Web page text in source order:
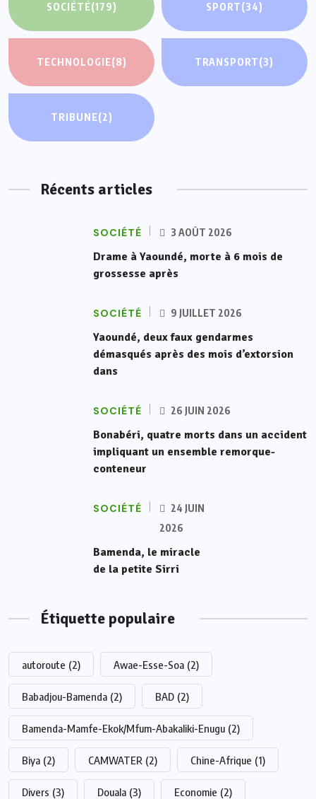
SOCIÉTÉ(179) SPORT(34)
TECHNOLOGIE(8) TRANSPORT(3)
TRIBUNE(2)
Récents articles
SOCIÉTÉ 3 AOÛT 2026
Drame à Yaoundé, morte à 6 mois de
grossesse après
SOCIÉTÉ 9 JUILLET 2026
Yaoundé, deux faux gendarmes
démasqués après des mois d’extorsion
dans
SOCIÉTÉ 26 JUIN 2026
Bonabéri, quatre morts dans un accident
impliquant un ensemble remorque-
conteneur
SOCIÉTÉ
24 JUIN
2026
Bamenda, le miracle
de la petite Sirri
Étiquette populaire
autoroute (2) Awae-Esse-Soa (2)
Babadjou-Bamenda (2) BAD (2)
Bamenda-Mamfe-Ekok/Mfum-Abakaliki-Enugu (2)
Biya (2) CAMWATER (2) Chine-Afrique (1)
Divers (3) Douala (3) Economie (2)